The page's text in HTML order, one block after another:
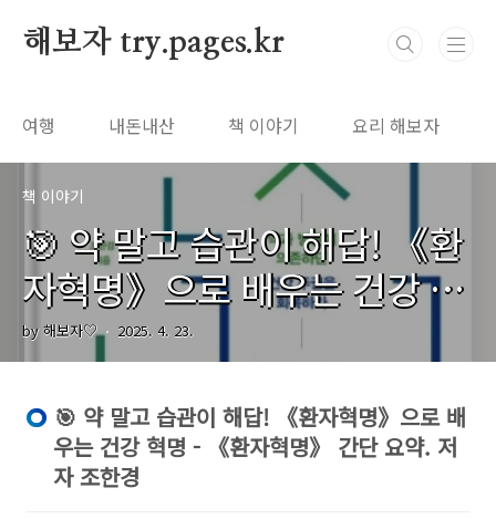
해보자 try.pages.kr
여행 내돈내산 책 이야기 요리 해보자
책 이야기
🎯 약 말고 습관이 해답! 《환
자혁명》으로 배우는 건강 혁
명 - 《환자혁명》 간단 요약.
저자 조한경
by 해보자♡ 2025. 4. 23.
🎯 약 말고 습관이 해답! 《환자혁명》으로 배
우는 건강 혁명 - 《환자혁명》 간단 요약. 저
자 조한경